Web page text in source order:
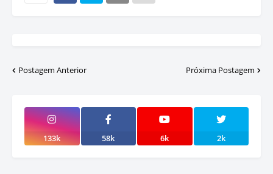
Postagem Anterior Próxima Postagem
133k 58k 6k 2k